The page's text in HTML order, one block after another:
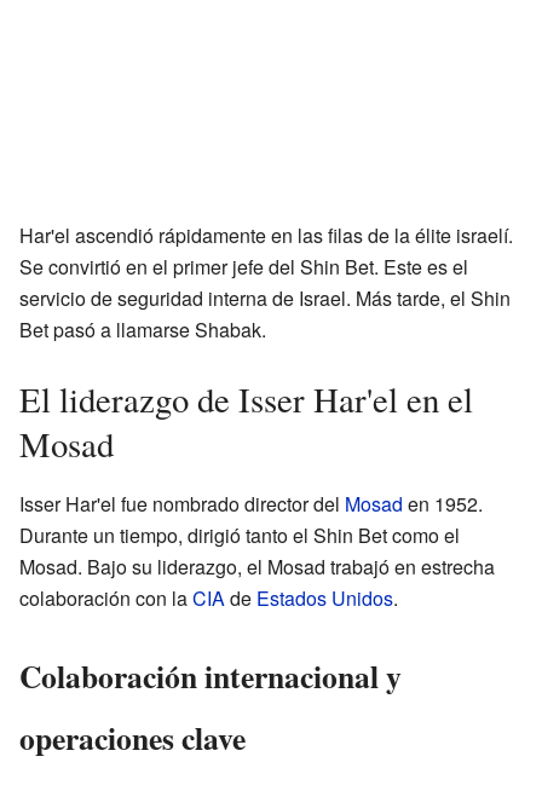
Har'el ascendió rápidamente en las filas de la élite israelí.
Se convirtió en el primer jefe del Shin Bet. Este es el
servicio de seguridad interna de Israel. Más tarde, el Shin
Bet pasó a llamarse Shabak.
El liderazgo de Isser Har'el en el
Mosad
Isser Har'el fue nombrado director del Mosad en 1952.
Durante un tiempo, dirigió tanto el Shin Bet como el
Mosad. Bajo su liderazgo, el Mosad trabajó en estrecha
colaboración con laCIAde Estados Unidos.
Colaboración internacional y
operaciones clave